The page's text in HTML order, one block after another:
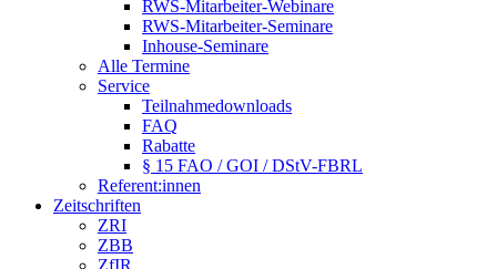
RWS-Mitarbeiter-Webinare
RWS-Mitarbeiter-Seminare
Inhouse-Seminare
Alle Termine
Service
Teilnahmedownloads
FAQ
Rabatte
§ 15 FAO / GOI / DStV-FBRL
Referent:innen
Zeitschriften
ZRI
ZBB
ZfIR